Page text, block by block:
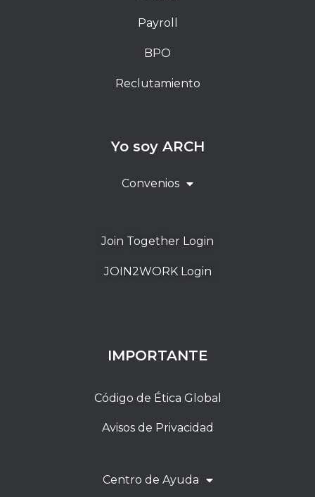
Payroll
BPO
Reclutamiento
Yo soy ARCH
Convenios
Join Together Login
JOIN2WORK Login
IMPORTANTE
Código de Ética Global
Avisos de Privacidad
Centro de Ayuda